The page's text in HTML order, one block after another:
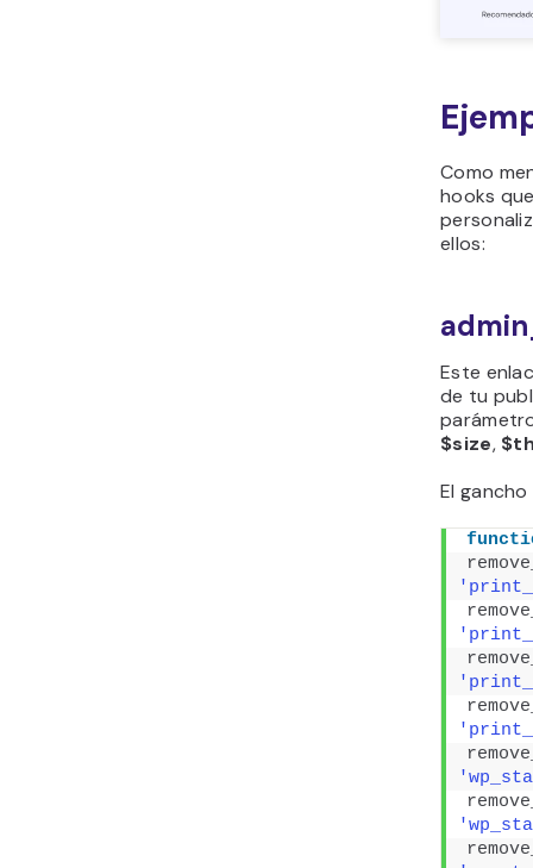
Como
hooks
ellos:
Este
de tu
$size,
El